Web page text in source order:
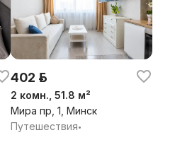
402 р.
2 комн., 51.8 м²
Мира пр, 1, Минск
Путешествия•